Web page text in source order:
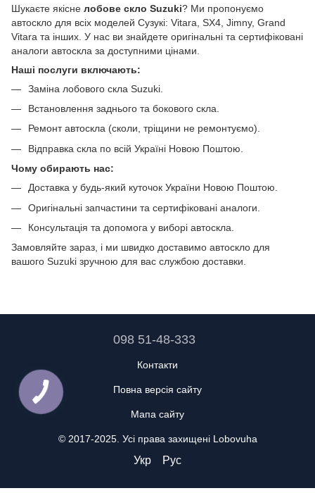
Шукаєте якісне лобове скло Suzuki? Ми пропонуємо
автоскло для всіх моделей Сузукі: Vitara, SX4, Jimny, Grand
Vitara та інших. У нас ви знайдете оригінальні та сертифіковані
аналоги автоскла за доступними цінами.
Наші послуги включають:
Заміна лобового скла Suzuki.
Встановлення заднього та бокового скла.
Ремонт автоскла (сколи, тріщини не ремонтуємо).
Відправка скла по всій Україні Новою Поштою.
Чому обирають нас:
Доставка у будь-який куточок України Новою Поштою.
Оригінальні запчастини та сертифіковані аналоги.
Консультація та допомога у виборі автоскла.
Замовляйте зараз, і ми швидко доставимо автоскло для
вашого Suzuki зручною для вас службою доставки.
098 51-48-333
Контакти
Повна версія сайту
Мапа сайту
© 2017-2025. Усі права захищені Lobovuha
Укр Рус